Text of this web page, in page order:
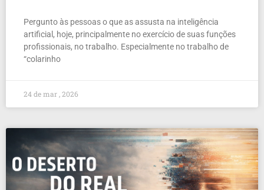
Pergunto às pessoas o que as assusta na inteligência
artificial, hoje, principalmente no exercício de suas funções
profissionais, no trabalho. Especialmente no trabalho de
“colarinho
24 de mar , 2026